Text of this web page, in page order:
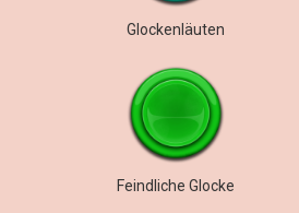
Glockenläuten
Feindliche Glocke